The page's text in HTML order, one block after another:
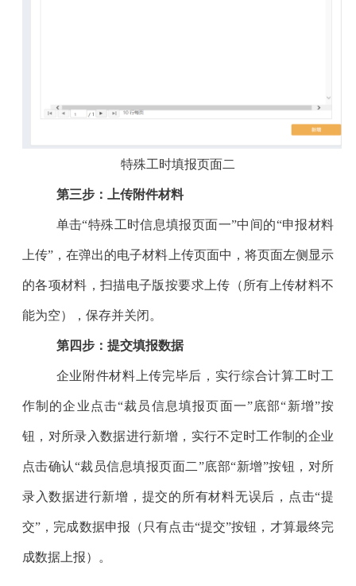
特殊工时填报页面二
第三步：上传附件材料
单击“特殊工时信息填报页面一”中间的“申报材料
上传”，在弹出的电子材料上传页面中，将页面左侧显示
的各项材料，扫描电子版按要求上传（所有上传材料不
能为空） ，保存并关闭 。
第四步：提交填报数据
企业附件材料上传完毕后， 实行综合计算工时工
作制的企业 点击“裁员信息填报页面一”底部“新增”按
钮，对所录入数据进行新增 ， 实行不定时工作制的企业
点击确认“裁员信息填报页面二”底部“新增”按钮 ， 对所
录入数据进行新增 ，提交的所有材料无误后，点击“提
交”，完成数据申报（只有点击“提交”按钮，才算最终完
成数据上报）。